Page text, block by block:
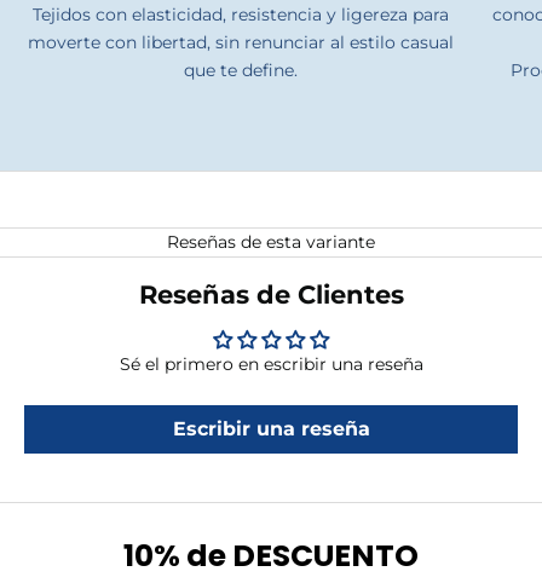
Tejidos con elasticidad, resistencia y ligereza para
moverte con libertad, sin renunciar al estilo casual
que te define.
Reseñas de esta variante
Reseñas de Clientes
Sé el primero en escribir una reseña
Escribir una reseña
10% de DESCUENTO